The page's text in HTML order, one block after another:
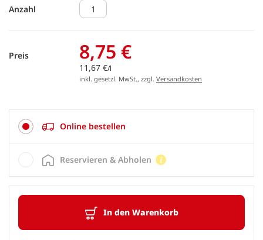
Anzahl
Preis 8,75 €
11,67 €/l
inkl. gesetzl. MwSt., zzgl. Versandkosten
Online bestellen
In den Warenkorb
Reservieren & Abholen